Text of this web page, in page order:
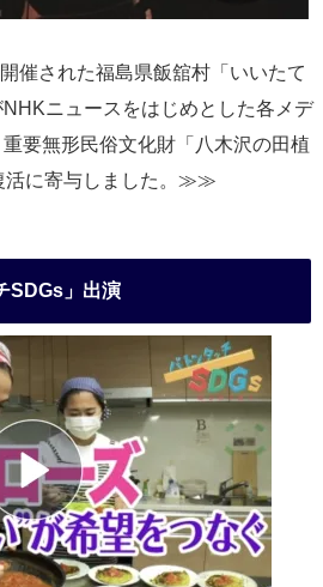
催された福島県飯舘村「いいたて
ニュースをはじめとした各メデ
要無形民俗文化財「八木沢の田植
活に寄与しました。≫≫
SDGs」出演